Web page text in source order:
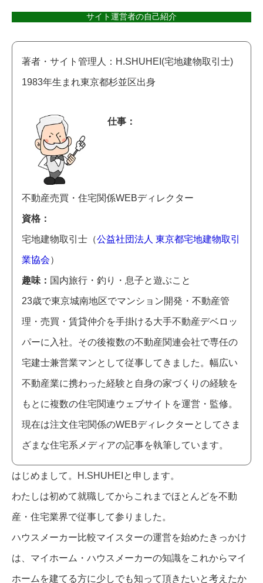
サイト運営者の自己紹介
著者・サイト管理人：H.SHUHEI(宅地建物取引士)
1983年生まれ東京都杉並区出身
仕事
不動産売買・住宅関係WEBディレクター
資格
宅地建物取引士（公益社団法人 東京都宅地建物取引
業協会）
趣味 国内旅行・釣り・息子と遊ぶこと
23歳で東京城南地区でマンション開発・不動産管
理・売買・賃貸仲介を手掛ける大手不動産デベロッ
パーに入社。その後複数の不動産関連会社で専任の
宅建士兼営業マンとして従事してきました。幅広い
不動産業に携わった経験と自身の家づくりの経験を
もとに複数の住宅関連ウェブサイトを運営・監修。
現在は注文住宅関係のWEBディレクターとしてさま
ざまな住宅系メディアの記事を執筆しています。
はじめまして。H.SHUHEIと申します。
わたしは初めて就職してからこれまでほとんどを不動
産・住宅業界で従事して参りました。
ハウスメーカー比較マイスターの運営を始めたきっかけ
は、マイホーム・ハウスメーカーの知識をこれからマイ
ホームを建てる方に少しでも知って頂きたいと考えたか